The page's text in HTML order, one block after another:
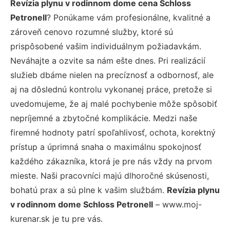
Revízia plynu v rodinnom dome cena Schloss
Petronell? Ponúkame vám profesionálne, kvalitné a
zároveň cenovo rozumné služby, ktoré sú
prispôsobené vašim individuálnym požiadavkám.
Neváhajte a ozvite sa nám ešte dnes. Pri realizácií
služieb dbáme nielen na precíznosť a odbornosť, ale
aj na dôslednú kontrolu vykonanej práce, pretože si
uvedomujeme, že aj malé pochybenie môže spôsobiť
nepríjemné a zbytočné komplikácie. Medzi naše
firemné hodnoty patrí spoľahlivosť, ochota, korektný
prístup a úprimná snaha o maximálnu spokojnosť
každého zákazníka, ktorá je pre nás vždy na prvom
mieste. Naši pracovníci majú dlhoročné skúsenosti,
bohatú prax a sú plne k vašim službám. Revízia plynu
v rodinnom dome Schloss Petronell – www.moj-
kurenar.sk je tu pre vás.